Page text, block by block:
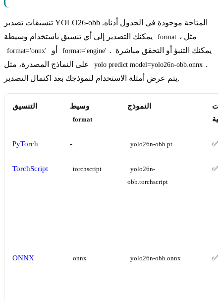
تنسيقات تصدير YOLO26-obb المتاحة موجودة في الجدول أدناه.
format ، مثل
format='onnx' format='engine' . يمكنك التنبؤ أو التحقق مباشرة
yolo predict model=yolo26n-obb.onnx .
يتم عرض أمثلة الاستخدام لنموذجك بعد اكتمال التصدير.
التنسيق وسيط
format
النموذج
PyTorch - yolo26n-obb.pt ✅
TorchScript torchscript
yolo26n-
obb.torchscript
✅
ONNX onnx yolo26n-obb.onnx ✅